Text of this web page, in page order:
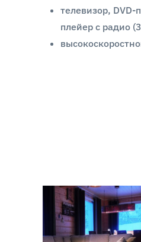
телевизор, DVD-
плейер с радио